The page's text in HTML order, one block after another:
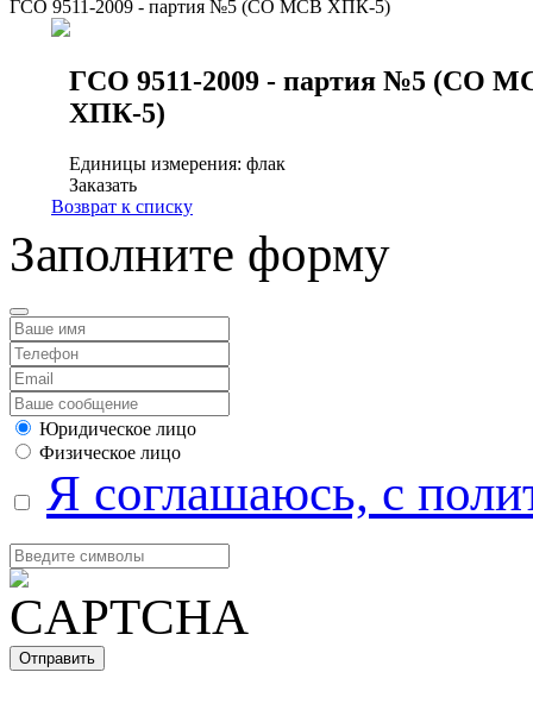
ГСО 9511-2009 - партия №5 (СО МСВ ХПК-5)
ГСО 9511-2009 - партия №5 (СО
ХПК-5)
Единицы измерения: флак
Заказать
Возврат к списку
Заполните форму
Юридическое лицо
Физическое лицо
Я соглашаюсь, с